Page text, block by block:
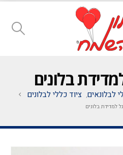
בלונים
לבלונאים, ציוד כללי לבלונים
למדידת בלונים